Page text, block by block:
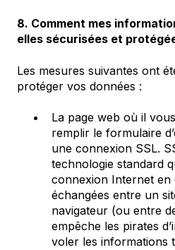
8. Comment mes
elles sécurisées et
Les mesures suivantes ont
protéger vos données :
La page web où il
remplir le formulaire
une connexion SSL.
technologie standard
connexion Internet en
échangées entre un
navigateur (ou entre
empêche les pirates
voler les informations